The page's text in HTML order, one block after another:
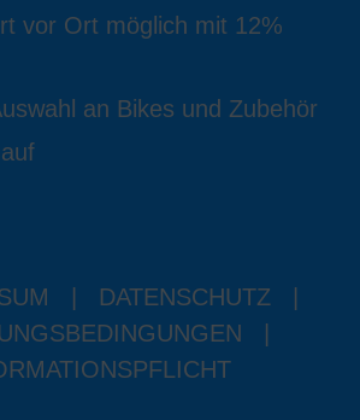
vor Ort möglich mit 12%
an Bikes und Zubehör
DATENSCHUTZ